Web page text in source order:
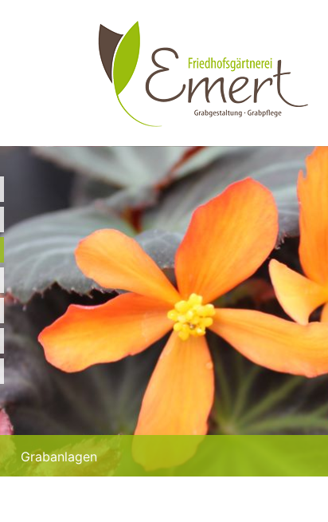
Grabanlagen